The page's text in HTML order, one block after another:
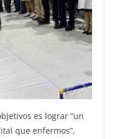
es lograr “un
que enfermos”,